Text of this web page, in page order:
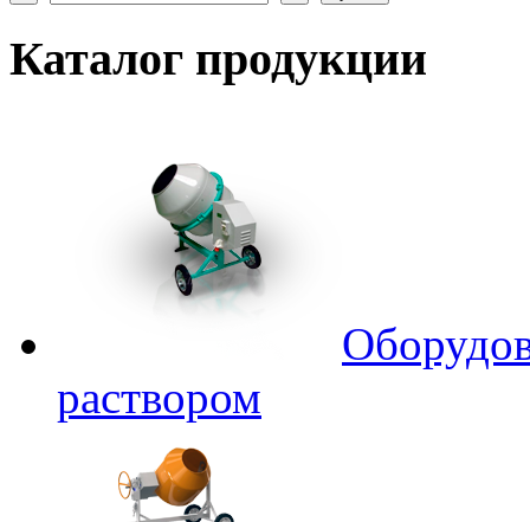
Каталог продукции
раствором